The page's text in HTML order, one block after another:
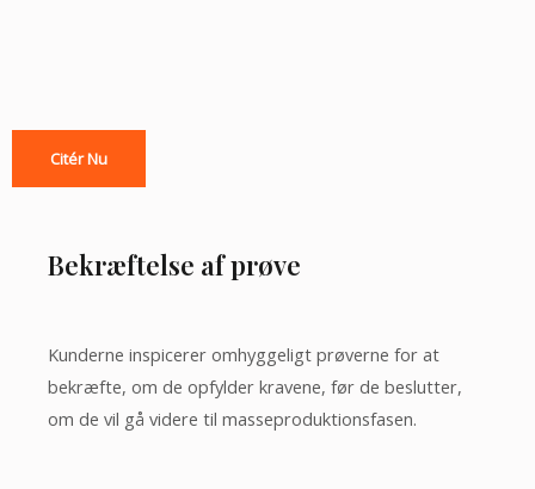
Citér Nu
Bekræftelse af prøve
Kunderne inspicerer omhyggeligt prøverne for at
bekræfte, om de opfylder kravene, før de beslutter,
om de vil gå videre til masseproduktionsfasen.